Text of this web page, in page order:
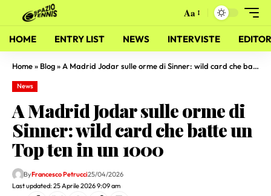
Aa
HOME ENTRY LIST NEWS INTERVISTE
Home» Blog» A Madrid Jodar sulle orme di Sinner: wild card che batte un Top ten in un 1000
News
A Madrid Jodar sulle orme di
Sinner: wild card che batte un
Top ten in un 1000
Last updated: 25 Aprile 2026 9:09 am
ByFrancesco Petrucci25/04/2026